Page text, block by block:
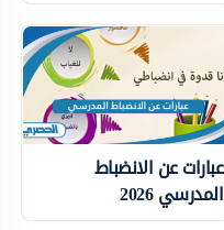
عبارات عن الانضباط
المدرسي 2026